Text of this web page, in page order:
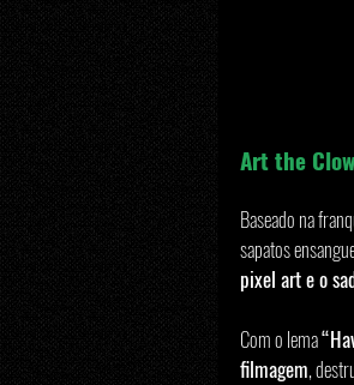
Art the
Baseado na
sapatos
pixel art e o
Com o lema
filmagem,